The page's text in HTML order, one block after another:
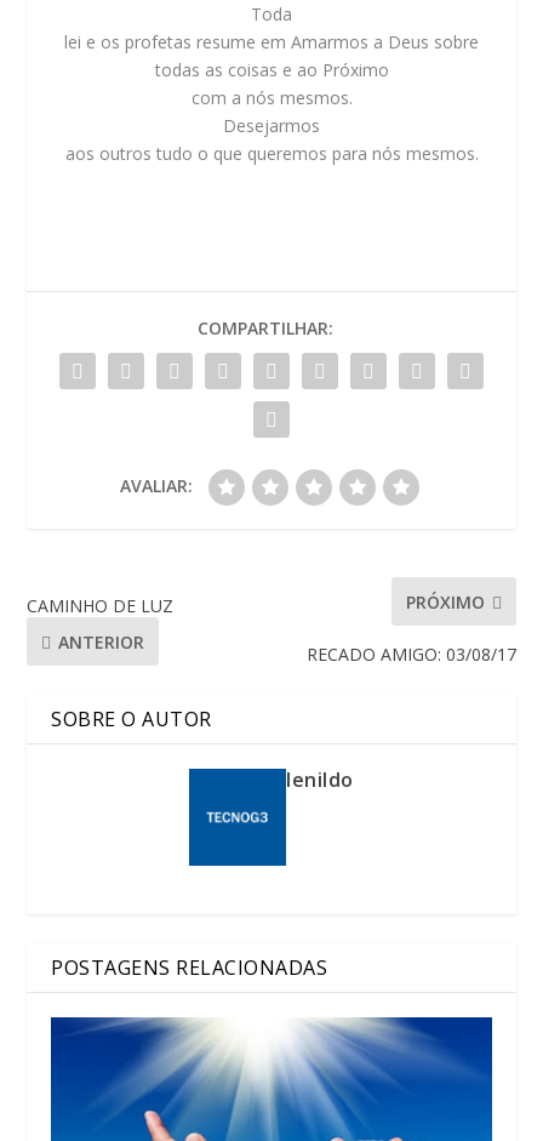
Toda
lei e os profetas resume em Amarmos a Deus sobre
todas as coisas e ao Próximo
com a nós mesmos.
Desejarmos
aos outros tudo o que queremos para nós mesmos.
COMPARTILHAR:
AVALIAR:
CAMINHO DE LUZ
ANTERIOR
PRÓXIMO
RECADO AMIGO: 03/08/17
SOBRE O AUTOR
lenildo
POSTAGENS RELACIONADAS